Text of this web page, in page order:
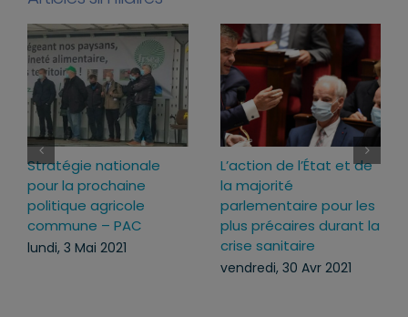
Stratégie nationale
pour la prochaine
politique agricole
commune – PAC
lundi, 3 Mai 2021
L’action de l’État et de
la majorité
parlementaire pour les
plus précaires durant la
crise sanitaire
vendredi, 30 Avr 2021